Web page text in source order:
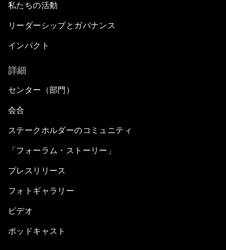
私たちの活動
リーダーシップとガバナンス
インパクト
詳細
センター（部門）
会合
ステークホルダーのコミュニティ
「フォーラム・ストーリー」
プレスリリース
フォトギャラリー
ビデオ
ポッドキャスト